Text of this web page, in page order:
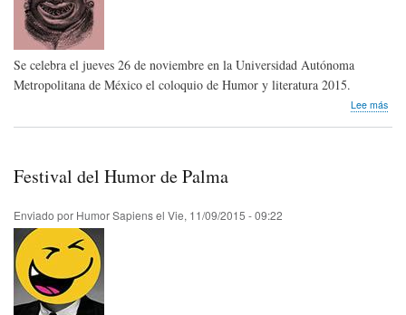
Se celebra el jueves 26 de noviembre en la Universidad Autónoma
Metropolitana de México el coloquio de Humor y literatura 2015.
Lee más
Festival del Humor de Palma
Enviado por Humor Sapiensel Vie, 11/09/2015 - 09:22